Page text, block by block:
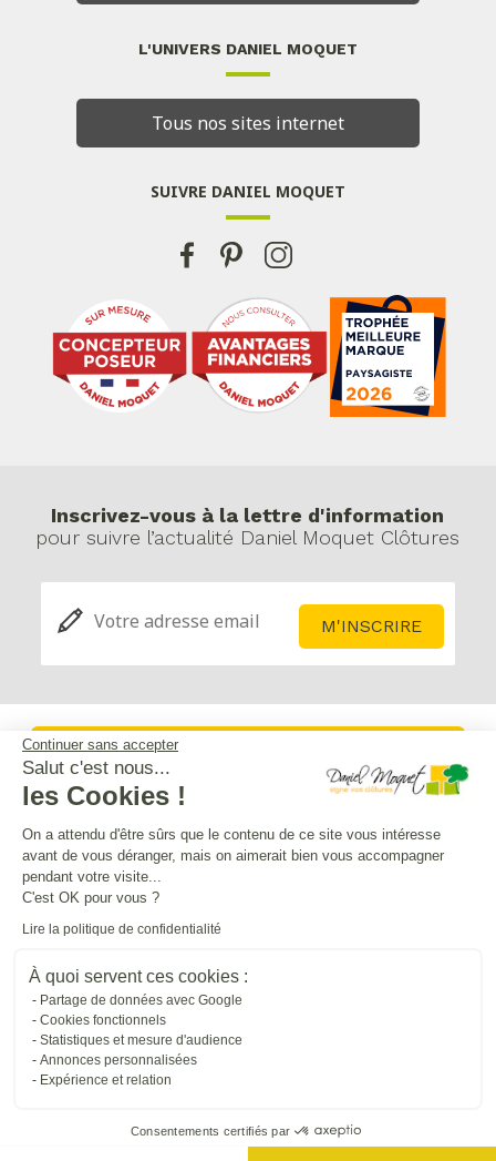
Continuer sans accepter
Salut c'est nous...
les Cookies !
On a attendu d'être sûrs que le contenu de ce site vous intéresse
avant de vous déranger, mais on aimerait bien vous accompagner
pendant votre visite...
C'est OK pour vous ?
Lire la politique de confidentialité
À quoi servent ces cookies :
Partage de données avec Google
Cookies fonctionnels
Statistiques et mesure d'audience
Annonces personnalisées
Expérience et relation
Consentements certifiés par
L'UNIVERS DANIEL MOQUET
Tous nos sites internet
SUIVRE DANIEL MOQUET
Inscrivez-vous à la lettre d'information
pour suivre l’actualité Daniel Moquet Clôtures
Crédits Agence de communication
Dépôt CNIL N°VCY0350815H